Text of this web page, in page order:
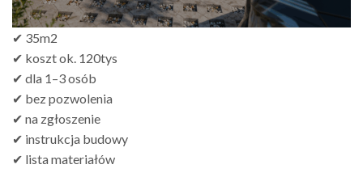
✔ 35m2
✔ koszt ok. 120tys
✔ dla 1–3 osób
✔ bez pozwolenia
✔ na zgłoszenie
✔ instrukcja budowy
✔ lista materiałów